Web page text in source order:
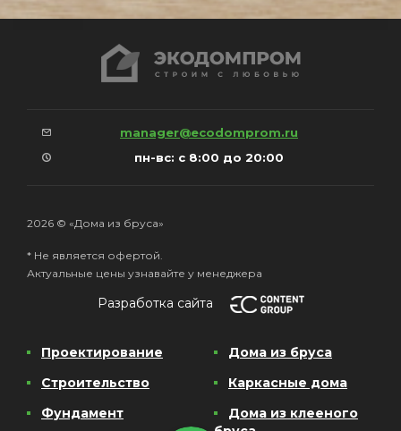
manager@ecodomprom.ru
пн-вс: с 8:00 до 20:00
2026 © «Дома из бруса»
* Не является офертой.
Актуальные цены узнавайте у менеджера
Разработка сайта
Проектирование
Строительство
Фундамент
Дома из бруса
Каркасные дома
Дома из клееного